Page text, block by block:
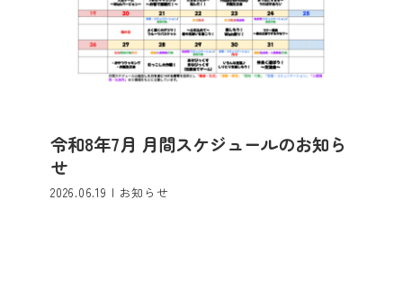
令和8年7月 月間スケジュールのお知ら
せ
2026.06.19 | お知らせ
令和8年6月 月間スケジュールのお知ら